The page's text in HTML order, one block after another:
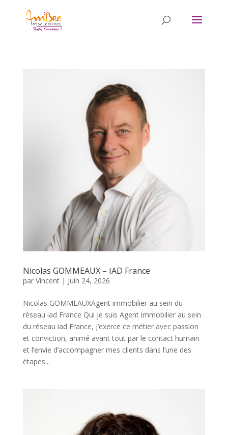
Nicolas GOMMEAUX – IAD France
par Vincent| Juin 24, 2026
Nicolas GOMMEAUXAgent immobilier au sein du
réseau iad France Qui je suis Agent immobilier au sein
du réseau iad France, j’exerce ce métier avec passion
et conviction, animé avant tout par le contact humain
et l’envie d’accompagner mes clients dans l’une des
étapes...